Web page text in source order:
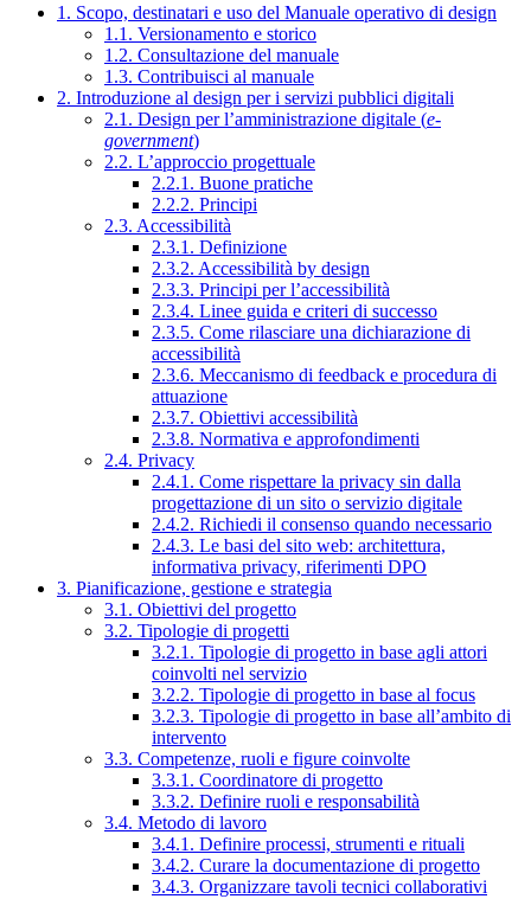
1. Scopo, destinatari e uso del Manuale operativo di design
1.1. Versionamento e storico
1.2. Consultazione del manuale
1.3. Contribuisci al manuale
2. Introduzione al design per i servizi pubblici digitali
2.1. Design per l’amministrazione digitale (e-
government)
2.2. L’approccio progettuale
2.2.1. Buone pratiche
2.2.2. Principi
2.3. Accessibilità
2.3.1. Definizione
2.3.2. Accessibilità by design
2.3.3. Principi per l’accessibilità
2.3.4. Linee guida e criteri di successo
2.3.5. Come rilasciare una dichiarazione di
accessibilità
2.3.6. Meccanismo di feedback e procedura di
attuazione
2.3.7. Obiettivi accessibilità
2.3.8. Normativa e approfondimenti
2.4. Privacy
2.4.1. Come rispettare la privacy sin dalla
progettazione di un sito o servizio digitale
2.4.2. Richiedi il consenso quando necessario
2.4.3. Le basi del sito web: architettura,
informativa privacy, riferimenti DPO
3. Pianificazione, gestione e strategia
3.1. Obiettivi del progetto
3.2. Tipologie di progetti
3.2.1. Tipologie di progetto in base agli attori
coinvolti nel servizio
3.2.2. Tipologie di progetto in base al focus
3.2.3. Tipologie di progetto in base all’ambito di
intervento
3.3. Competenze, ruoli e figure coinvolte
3.3.1. Coordinatore di progetto
3.3.2. Definire ruoli e responsabilità
3.4. Metodo di lavoro
3.4.1. Definire processi, strumenti e rituali
3.4.2. Curare la documentazione di progetto
3.4.3. Organizzare tavoli tecnici collaborativi